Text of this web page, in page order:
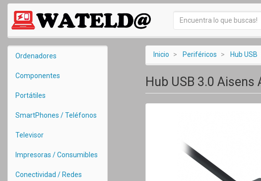
Ordenadores
Componentes
Portátiles
SmartPhones / Teléfonos
Televisor
Impresoras / Consumibles
Conectividad / Redes
Inicio Periféricos Hub USB
Hub USB 3.0